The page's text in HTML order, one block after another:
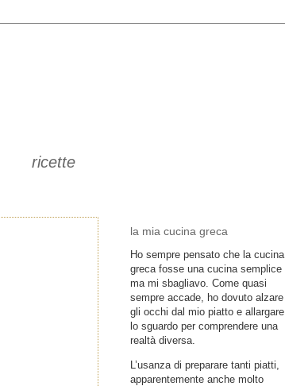
ricette
la mia cucina greca
Ho sempre pensato che la cucina
greca fosse una cucina semplice
ma mi sbagliavo. Come quasi
sempre accade, ho dovuto alzare
gli occhi dal mio piatto e allargare
lo sguardo per comprendere una
realtà diversa.
L’usanza di preparare tanti piatti,
apparentemente anche molto